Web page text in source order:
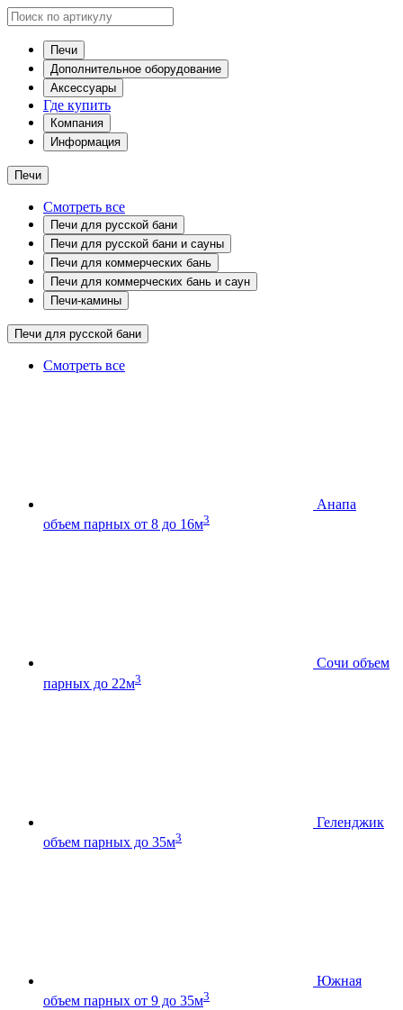
Печи
Дополнительное оборудование
Аксессуары
Где купить
Компания
Информация
Печи
Смотреть все
Печи для русской бани
Печи для русской бани и сауны
Печи для коммерческих бань
Печи для коммерческих бань и саун
Печи-камины
Печи для русской бани
Смотреть все
Анапа
объем парных от 8 до 16м3
Сочи объем
парных до 22м3
Геленджик
объем парных до 35м3
Южная
объем парных от 9 до 35м3